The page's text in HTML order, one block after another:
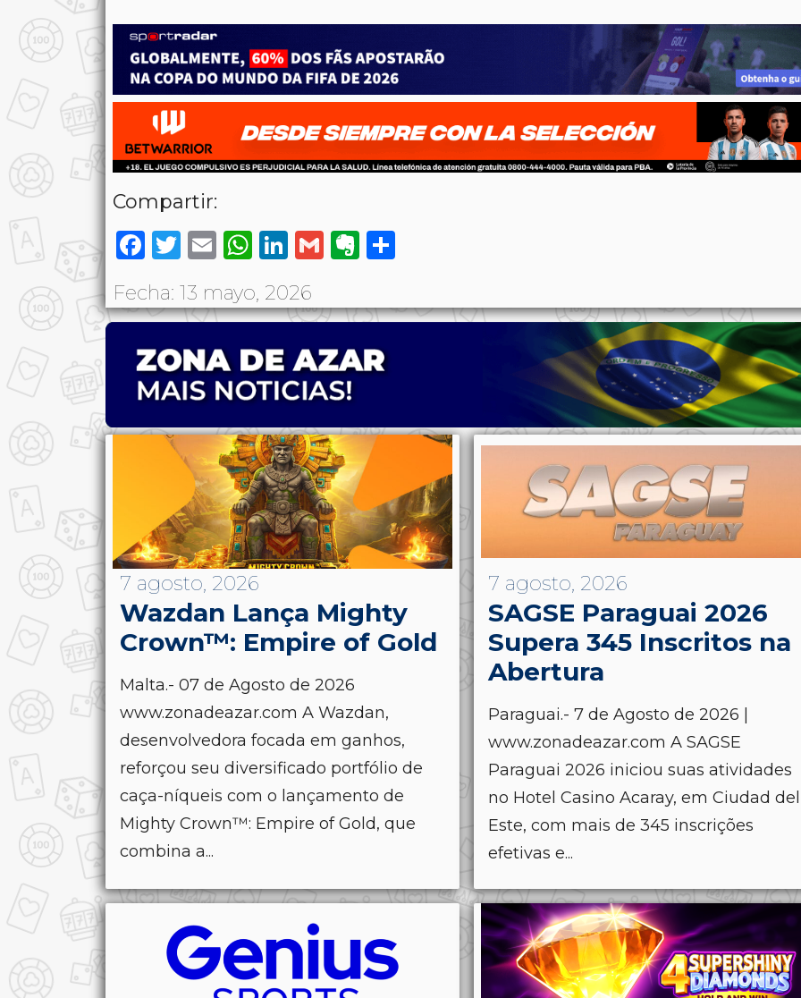
Compartir:
Facebook
Twitter
EmailWhatsApp
LinkedIn
GmailEvernote
Fecha: 13 mayo, 2026
7 agosto, 2026
Wazdan Lança Mighty
Crown™: Empire of Gold
Malta.- 07 de Agosto de 2026
www.zonadeazar.com A Wazdan,
desenvolvedora focada em ganhos,
reforçou seu diversificado portfólio de
caça-níqueis com o lançamento de
Mighty Crown™: Empire of Gold, que
combina a...
7 agosto, 2026
SAGSE Paraguai 2026
Supera 345 Inscritos na
Abertura
Paraguai.- 7 de Agosto de 2026 |
www.zonadeazar.com A SAGSE
Paraguai 2026 iniciou suas atividades
no Hotel Casino Acaray, em Ciudad del
Este, com mais de 345 inscrições
efetivas e...